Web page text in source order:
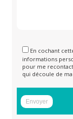
En cochant
informations
pour me
qui découle de